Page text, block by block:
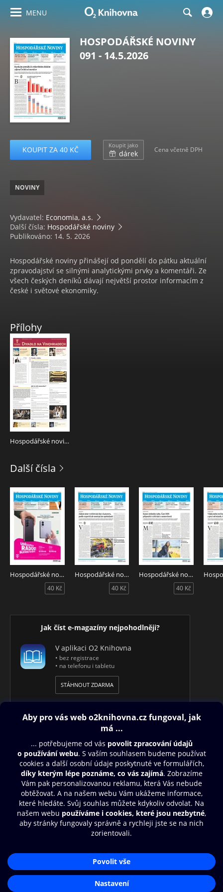
MENU
HOSPODÁŘSKÉ NOVINY
091 - 14.5.2026
KOUPIT ZA 40 KČ Koupit jako
dárek Cena včetně DPH
NOVINY
Vydavatel: Economia, a.s.
Další čísla: Hospodářské noviny
Publikováno: 14. 5. 2026
Hospodářské noviny přinášejí od pondělí do pátku aktuální
zpravodajství se silnými analytickými prvky a komentáři. Ze
všech českých deníků dávají největší prostor informacím z
české i světové ekonomiky.
Přílohy
Hospodářské noviny - příloha 091 - 14.5.2026 Divadlo na Vinohradech
Další čísla
Hospodářské noviny 151 - 7.8.2026
40 Kč
Hospodářské noviny 150 - 6.8.2026
40 Kč
Hospodářské noviny 149 - 5.8.2026
40 Kč
Jak číst e-magazíny nejpohodlněji?
V aplikaci O2 Knihovna
• bez registrace
• na telefonu i tabletu
STÁHNOUT ZDARMA
Obsah ke stažení
Moje O2 Knihovna
Další zábava
© O2 Czech Republic a.s.
Zásady zpracování osobních údajůAplikace O2 Knihovna
Čti a poslouchej své e-knihy a